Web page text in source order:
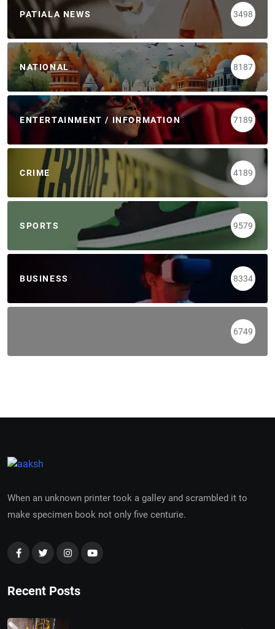
PATIALA NEWS 3498
NATIONAL 8187
ENTERTAINMENT / INFORMATION 7189
CRIME 4189
SPORTS 9579
BUSINESS 8334
6749
When an unknown printer took a galley and scrambled it to
make specimen book not only five centurie.
Recent Posts